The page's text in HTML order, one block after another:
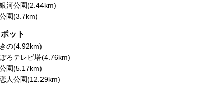
河公園(2.44km)
園(3.7km)
ット
の(4.92km)
ろテレビ塔(4.76km)
園(5.17km)
人公園(12.29km)